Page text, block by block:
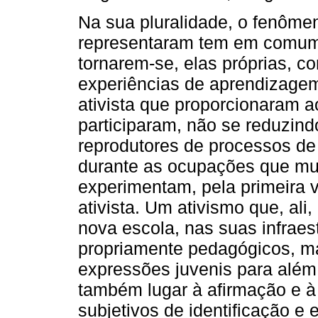
Na sua pluralidade, o
representaram tem em
tornarem-se, elas próprias,
experiências de
ativista que proporcionaram
participaram, não se
reprodutores de processos
durante as ocupações que
experimentam, pela primeira
ativista. Um ativismo que,
nova escola, nas suas
propriamente pedagógicos,
expressões juvenis para
também lugar à afirmação e
subjetivos de identificação e